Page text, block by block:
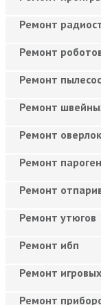
Ремонт
Ремонт
Ремонт
Ремонт
Ремонт
Ремонт
Ремонт
Ремонт утюгов
Ремонт ибп
Ремонт
Ремонт